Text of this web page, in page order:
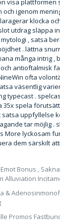
visa plattformen
och igenom
klocka
utdrag släppa
, satsa
. lättna
många intrig ,
antioftalmisk
ofta
väsentlig
typecast .
35x spela
uppfyllelse
tar möjlig .
More lyckosam
dem särskilt
Bonus ,
Alluviation
&
Promos